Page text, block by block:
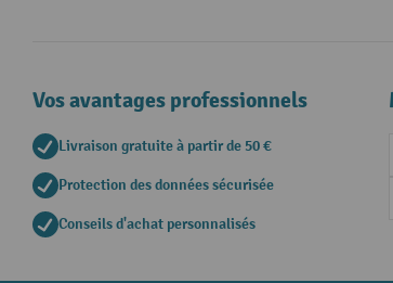
Vos avantages professionnels
Livraison gratuite à partir de 50 €
Protection des données sécurisée
Conseils d'achat personnalisés